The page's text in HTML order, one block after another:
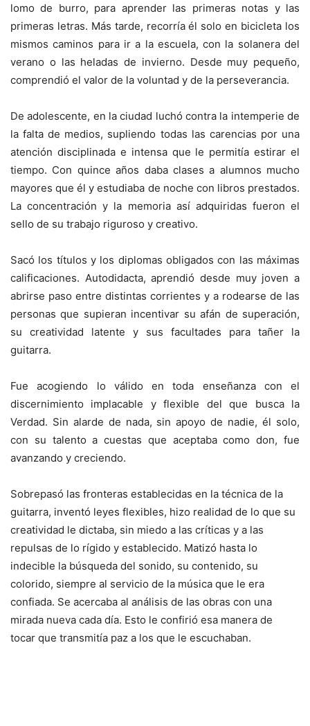
lomo de burro, para aprender las primeras notas y las
primeras letras. Más tarde, recorría él solo en bicicleta los
mismos caminos para ir a la escuela, con la solanera del
verano o las heladas de invierno. Desde muy pequeño,
comprendió el valor de la voluntad y de la perseverancia.
De adolescente, en la ciudad luchó contra la intemperie de
la falta de medios, supliendo todas las carencias por una
atención disciplinada e intensa que le permitía estirar el
tiempo. Con quince años daba clases a alumnos mucho
mayores que él y estudiaba de noche con libros prestados.
La concentración y la memoria así adquiridas fueron el
sello de su trabajo riguroso y creativo.
Sacó los títulos y los diplomas obligados con las máximas
calificaciones. Autodidacta, aprendió desde muy joven a
abrirse paso entre distintas corrientes y a rodearse de las
personas que supieran incentivar su afán de superación,
su creatividad latente y sus facultades para tañer la
guitarra.
Fue acogiendo lo válido en toda enseñanza con el
discernimiento implacable y flexible del que busca la
Verdad. Sin alarde de nada, sin apoyo de nadie, él solo,
con su talento a cuestas que aceptaba como don, fue
avanzando y creciendo.
Sobrepasó las fronteras establecidas en la técnica de la
guitarra, inventó leyes flexibles, hizo realidad de lo que su
creatividad le dictaba, sin miedo a las críticas y a las
repulsas de lo rígido y establecido. Matizó hasta lo
indecible la búsqueda del sonido, su contenido, su
colorido, siempre al servicio de la música que le era
confiada. Se acercaba al análisis de las obras con una
mirada nueva cada día. Esto le confirió esa manera de
tocar que transmitía paz a los que le escuchaban.